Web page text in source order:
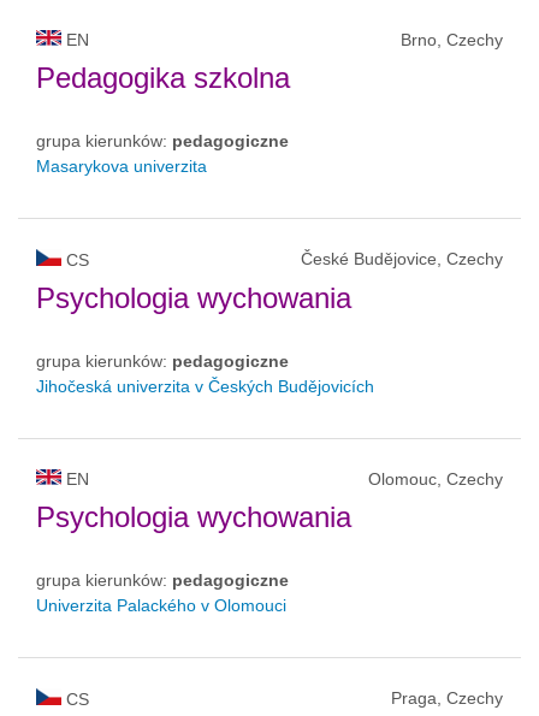
EN Brno, Czechy
Pedagogika szkolna
grupa kierunków: pedagogiczne
Masarykova univerzita
CS České Budějovice, Czechy
Psychologia wychowania
grupa kierunków: pedagogiczne
Jihočeská univerzita v Českých Budějovicích
EN Olomouc, Czechy
Psychologia wychowania
grupa kierunków: pedagogiczne
Univerzita Palackého v Olomouci
CS Praga, Czechy